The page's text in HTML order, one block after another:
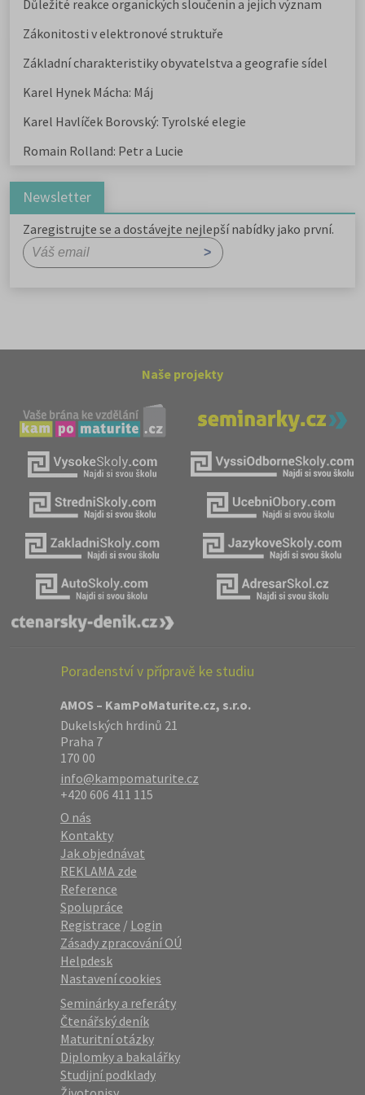
Důležité reakce organických sloučenin a jejich význam
Zákonitosti v elektronové struktuře
Základní charakteristiky obyvatelstva a geografie sídel
Karel Hynek Mácha: Máj
Karel Havlíček Borovský: Tyrolské elegie
Romain Rolland: Petr a Lucie
Newsletter
Zaregistrujte se a dostávejte nejlepší nabídky jako první.
Naše projekty
Poradenství v přípravě ke studiu
AMOS – KamPoMaturite.cz, s.r.o.
Dukelských hrdinů 21
Praha 7
170 00
info@kampomaturite.cz
+420 606 411 115
O nás
Kontakty
Jak objednávat
REKLAMA zde
Reference
Spolupráce
Registrace / Login
Zásady zpracování OÚ
Helpdesk
Nastavení cookies
Seminárky a referáty
Čtenářský deník
Maturitní otázky
Diplomky a bakalářky
Studijní podklady